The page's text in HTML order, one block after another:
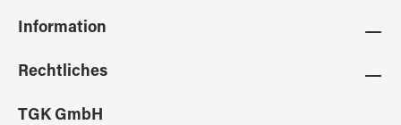
Information
Rechtliches
TGK GmbH